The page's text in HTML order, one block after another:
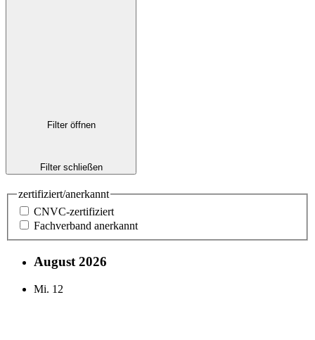
Filter öffnen
Filter schließen
zertifiziert/anerkannt
CNVC-zertifiziert
Fachverband anerkannt
August 2026
Mi. 12